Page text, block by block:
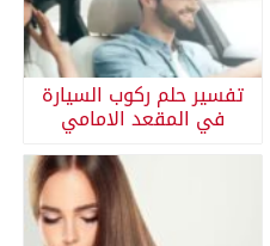
تفسير حلم ركوب السيارة
في المقعد الامامي